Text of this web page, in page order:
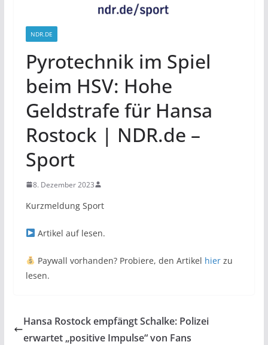
NDR.DE
Pyrotechnik im Spiel
beim HSV: Hohe
Geldstrafe für Hansa
Rostock | NDR.de –
Sport
8. Dezember 2023
Kurzmeldung Sport
Artikel auf lesen.
Paywall vorhanden? Probiere, den Artikel hierzu
lesen.
Hansa Rostock empfängt Schalke: Polizei
erwartet „positive Impulse“ von Fans